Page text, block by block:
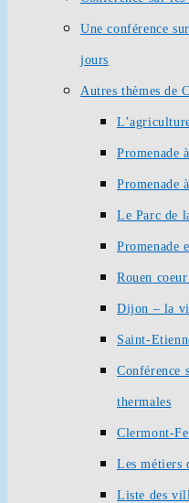
Une conférence
jours
Autres thèmes de
Promenade
Promenade
Le Parc de
Promenade
Rouen
Dijon – la
Saint-
Conférence
thermales
Clermont-
Les métiers
Liste des